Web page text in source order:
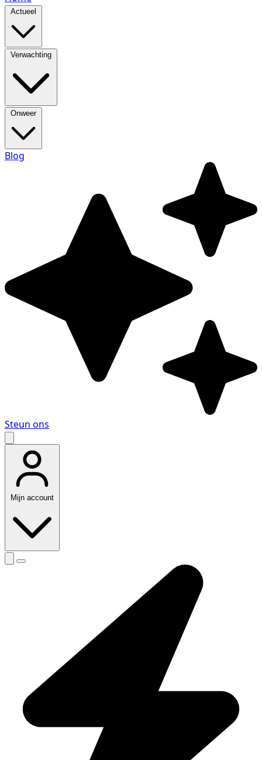
Actueel
Verwachting
Onweer
Blog
Steun ons
Mijn account